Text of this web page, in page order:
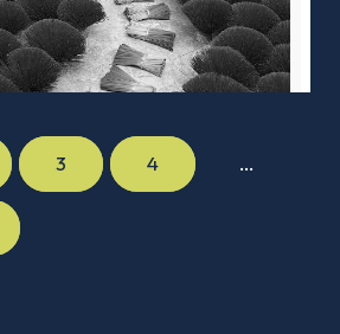
3 4 …